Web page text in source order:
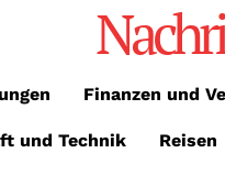
Finanzen und
und Technik Reisen